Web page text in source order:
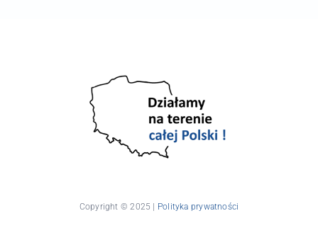
Copyright © 2025 | Polityka prywatności